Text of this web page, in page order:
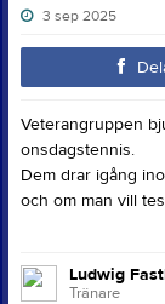
3 sep 2025
Veterangruppen
onsdagstennis.
Dem drar igång
och om man vill
Ludwig
Tränare